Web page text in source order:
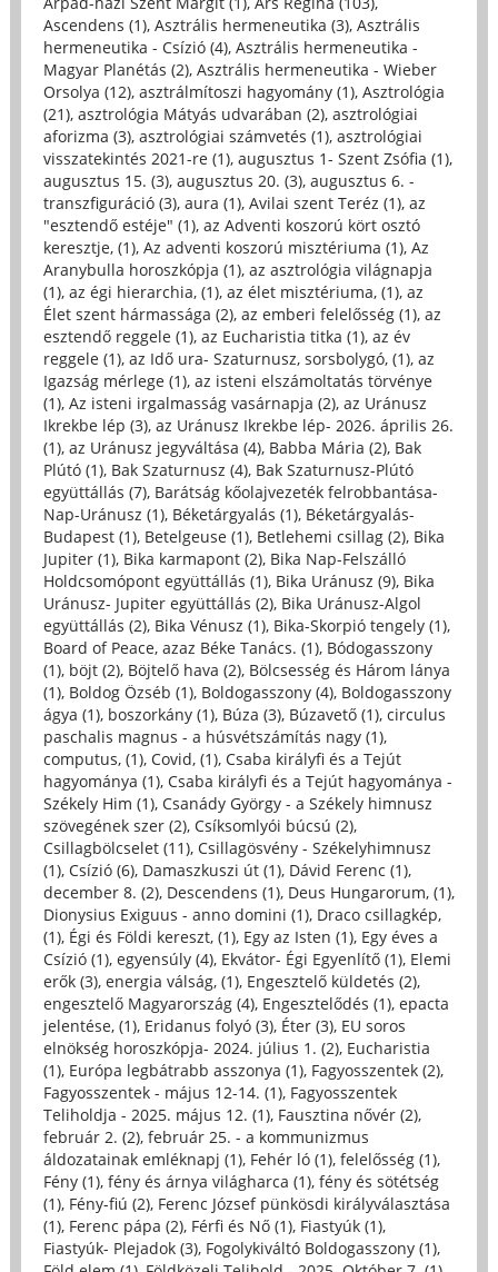
Ascendens (1), Asztrális hermeneutika (3), Asztrális
hermeneutika - Csízió (4), Asztrális hermeneutika -
Magyar Planétás (2), Asztrális hermeneutika - Wieber
Orsolya (12), asztrálmítoszi hagyomány (1), Asztrológia
(21), asztrológia Mátyás udvarában (2), asztrológiai
aforizma (3), asztrológiai számvetés (1), asztrológiai
visszatekintés 2021-re (1), augusztus 1- Szent Zsófia (1),
augusztus 15. (3), augusztus 20. (3), augusztus 6. -
transzfiguráció (3), aura (1), Avilai szent Teréz (1), az
"esztendő estéje" (1), az Adventi koszorú kört osztó
keresztje, (1), Az adventi koszorú misztériuma (1), Az
Aranybulla horoszkópja (1), az asztrológia világnapja
(1), az égi hierarchia, (1), az élet misztériuma, (1), az
Élet szent hármassága (2), az emberi felelősség (1), az
esztendő reggele (1), az Eucharistia titka (1), az év
reggele (1), az Idő ura- Szaturnusz, sorsbolygó, (1), az
Igazság mérlege (1), az isteni elszámoltatás törvénye
(1), Az isteni irgalmasság vasárnapja (2), az Uránusz
Ikrekbe lép (3), az Uránusz Ikrekbe lép- 2026. április 26.
(1), az Uránusz jegyváltása (4), Babba Mária (2), Bak
Plútó (1), Bak Szaturnusz (4), Bak Szaturnusz-Plútó
együttállás (7), Barátság kőolajvezeték felrobbantása-
Nap-Uránusz (1), Béketárgyalás (1), Béketárgyalás-
Budapest (1), Betelgeuse (1), Betlehemi csillag (2), Bika
Jupiter (1), Bika karmapont (2), Bika Nap-Felszálló
Holdcsomópont együttállás (1), Bika Uránusz (9), Bika
Uránusz- Jupiter együttállás (2), Bika Uránusz-Algol
együttállás (2), Bika Vénusz (1), Bika-Skorpió tengely (1),
Board of Peace, azaz Béke Tanács. (1), Bódogasszony
(1), böjt (2), Böjtelő hava (2), Bölcsesség és Három lánya
(1), Boldog Özséb (1), Boldogasszony (4), Boldogasszony
ágya (1), boszorkány (1), Búza (3), Búzavető (1), circulus
paschalis magnus - a húsvétszámítás nagy (1),
computus, (1), Covid, (1), Csaba királyfi és a Tejút
hagyománya (1), Csaba királyfi és a Tejút hagyománya -
Székely Him (1), Csanády György - a Székely himnusz
szövegének szer (2), Csíksomlyói búcsú (2),
Csillagbölcselet (11), Csillagösvény - Székelyhimnusz
(1), Csízió (6), Damaszkuszi út (1), Dávid Ferenc (1),
december 8. (2), Descendens (1), Deus Hungarorum, (1),
Dionysius Exiguus - anno domini (1), Draco csillagkép,
(1), Égi és Földi kereszt, (1), Egy az Isten (1), Egy éves a
Csízió (1), egyensúly (4), Ekvátor- Égi Egyenlítő (1), Elemi
erők (3), energia válság, (1), Engesztelő küldetés (2),
engesztelő Magyarország (4), Engesztelődés (1), epacta
jelentése, (1), Eridanus folyó (3), Éter (3), EU soros
elnökség horoszkópja- 2024. július 1. (2), Eucharistia
(1), Európa legbátrabb asszonya (1), Fagyosszentek (2),
Fagyosszentek - május 12-14. (1), Fagyosszentek
Teliholdja - 2025. május 12. (1), Fausztina nővér (2),
február 2. (2), február 25. - a kommunizmus
áldozatainak emléknapj (1), Fehér ló (1), felelősség (1),
Fény (1), fény és árnya világharca (1), fény és sötétség
(1), Fény-fiú (2), Ferenc József pünkösdi királyválasztása
(1), Ferenc pápa (2), Férfi és Nő (1), Fiastyúk (1),
Fiastyúk- Plejadok (3), Fogolykiváltó Boldogasszony (1),